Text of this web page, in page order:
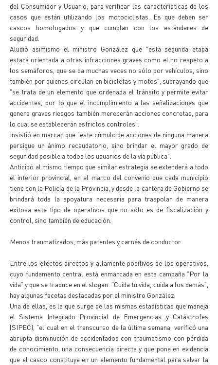
del Consumidor y Usuario, para verificar las características de los
casos que están utilizando los motociclistas. Es que deben ser
cascos homologados y que cumplan con los estándares de
seguridad.
Aludió asimismo el ministro González que "esta segunda etapa
estará orientada a otras infracciones graves como el no respeto a
los semáforos, que se da muchas veces no sólo por vehículos, sino
también por quienes circulan en bicicletas y motos", subrayando que
"se trata de un elemento que ordenada el tránsito y permite evitar
accidentes, por lo que el incumplimiento a las señalizaciones que
genera graves riesgos también merecerán acciones concretas, para
lo cual se establecerán estrictos controles".
Insistió en marcar que "este cúmulo de acciones de ninguna manera
persigue un ánimo recaudatorio, sino brindar el mayor grado de
seguridad posible a todos los usuarios de la vía pública".
Anticipó al mismo tiempo que similar estrategia se extenderá a todo
el interior provincial, en el marco del convenio que cada municipio
tiene con la Policía de la Provincia, y desde la cartera de Gobierno se
brindará toda la apoyatura necesaria para traspolar de manera
exitosa este tipo de operativos que no sólo es de fiscalización y
control, sino también de educación.
Menos traumatizados, más patentes y carnés de conductor
Entre los efectos directos y altamente positivos de los operativos,
cuyo fundamento central está enmarcada en esta campaña "Por la
vida" y que se traduce en el slogan: "Cuida tu vida, cuida a los demás",
hay algunas facetas destacadas por el ministro González.
Una de ellas, es la que surge de las mismas estadísticas que maneja
el Sistema Integrado Provincial de Emergencias y Catástrofes
(SIPEC), "el cual en el transcurso de la última semana, verificó una
abrupta disminución de accidentados con traumatismo con pérdida
de conocimiento, una consecuencia directa y que pone en evidencia
que el casco constituye en un elemento fundamental para salvar la